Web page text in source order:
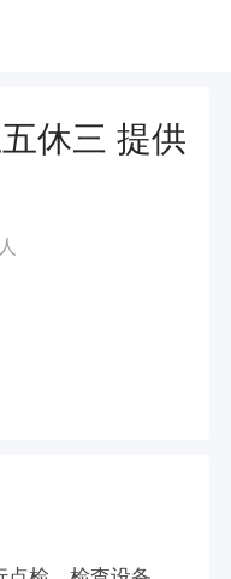
休三 提供